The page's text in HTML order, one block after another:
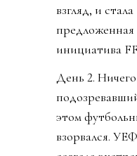
Сектор Газа с
выселить пару
миллионов с
Ордынцы 90х
прекрасно
термин